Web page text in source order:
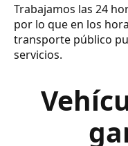
Trabajamos las 24
por lo que en los
transporte público
servicios.